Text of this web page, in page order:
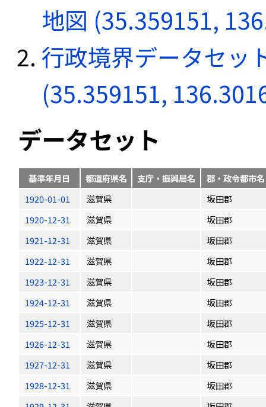
地図 (35.359151,
行政境界データセッ
(35.359151,
データセット
基準年月日 都道府県名 支庁・振興局名
郡・政令都市名
1920-01-01
滋賀県
坂田郡
1920-12-31
滋賀県
坂田郡
1921-12-31
滋賀県
坂田郡
1922-12-31
滋賀県
坂田郡
1923-12-31
滋賀県
坂田郡
1924-12-31
滋賀県
坂田郡
1925-12-31
滋賀県
坂田郡
1926-12-31
滋賀県
坂田郡
1927-12-31
滋賀県
坂田郡
1928-12-31
滋賀県
坂田郡